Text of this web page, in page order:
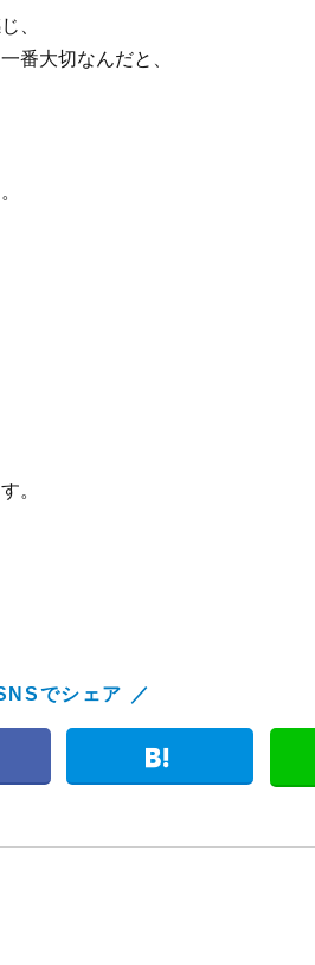
、
番大切なんだと、
。
でシェア ／